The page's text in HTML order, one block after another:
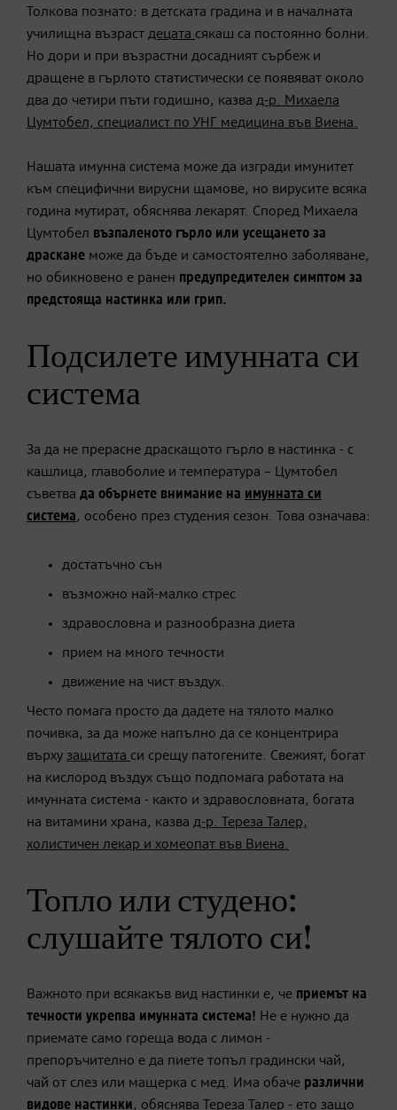
Толкова познато: в детската градина и в началната
училищна възраст децата сякаш са постоянно болни.
Но дори и при възрастни досадният сърбеж и
дращене в гърлото статистически се появяват около
два до четири пъти годишно, казва д-р. Михаела
Цумтобел, специалист по УНГ медицина във Виена.
Нашата имунна система може да изгради имунитет
към специфични вирусни щамове, но вирусите всяка
година мутират, обяснява лекарят. Според Михаела
Цумтобел възпаленото гърло или усещането за
драскане може да бъде и самостоятелно заболяване,
но обикновено е ранен предупредителен симптом за
предстояща настинка или грип.
Подсилете имунната си
система
За да не прерасне драскащото гърло в настинка - с
кашлица, главоболие и температура – Цумтобел
съветва да обърнете внимание на имунната си
система, особено през студения сезон. Това означава:
достатъчно сън
възможно най-малко стрес
здравословна и разнообразна диета
прием на много течности
движение на чист въздух.
Често помага просто да дадете на тялото малко
почивка, за да може напълно да се концентрира
върху защитата си срещу патогените. Свежият, богат
на кислород въздух също подпомага работата на
имунната система - както и здравословната, богата
на витамини храна, казва д-р.
Тереза ​​Талер,
холистичен лекар и хомеопат във Виена.
Топло или студено:
слушайте тялото си!
Важното при всякакъв вид настинки е, че приемът на
течности укрепва имунната система! Не е нужно да
приемате само гореща вода с лимон -
препоръчително е да пиете топъл градински чай,
чай от слез или мащерка с мед. Има обаче различни
видове настинки, обяснява Тереза ​​Талер - ето защо